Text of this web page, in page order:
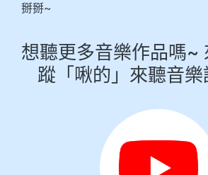
掰掰~
想聽更多音樂作品嗎~
蹤「啾的」來聽音樂